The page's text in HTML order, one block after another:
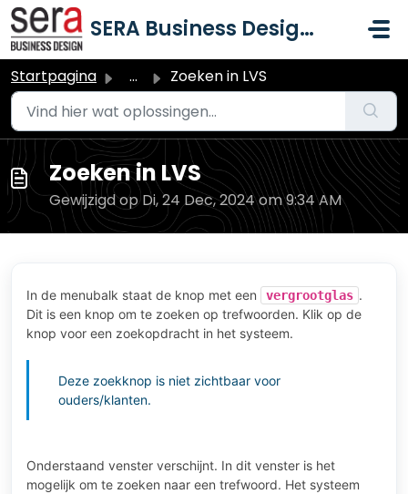
Doorgaan naar hoofdinhoud
SERA Business Design B.V.
Startpagina ... Zoeken in LVS
Zoeken in LVS
Gewijzigd op Di, 24 Dec, 2024 om 9:34 AM
In de menubalk staat de knop met een vergrootglas .
Dit is een knop om te zoeken op trefwoorden. Klik op de
knop voor een zoekopdracht in het systeem.
Deze zoekknop is niet zichtbaar voor
ouders/klanten.
Onderstaand venster verschijnt. In dit venster is het
mogelijk om te zoeken naar een trefwoord. Het systeem